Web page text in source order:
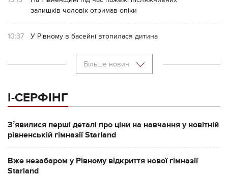
залишків чоловік отримав опіки
10:37 У Рівному в басейні втопилася дитина
Більше новин
І-СЕРФІНГ
Зʼявилися перші деталі про ціни на навчання у новітній
рівненській гімназії Starland
Вже незабаром у Рівному відкриття нової гімназії
Starland